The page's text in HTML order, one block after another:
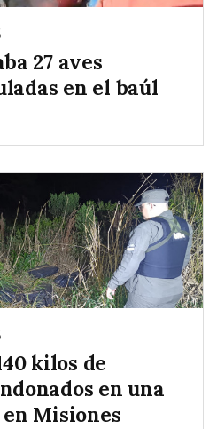
27 aves
en el baúl
kilos de
en una
Misiones